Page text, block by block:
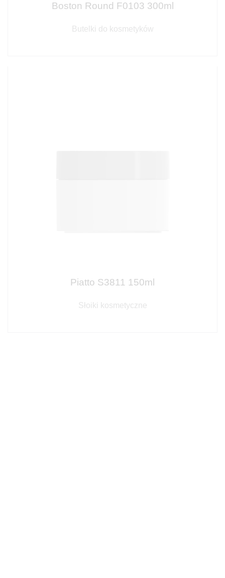
Boston Round F0103 300ml
Butelki do kosmetyków
Piatto S3811 150ml
Słoiki kosmetyczne